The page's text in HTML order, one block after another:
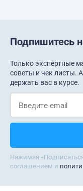
Подпишитесь
Только экспертные
советы и чек листы.
держать вас в курсе.
Нажимая
соглашением и